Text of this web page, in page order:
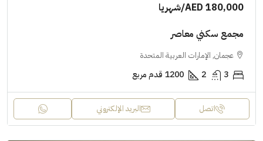
AED 180,000/شهريا
مجمع سكني معاصر
عجمان, الإمارات العربية المتحدة
3
2
1200 قدم مربع
اتصل البريد الإلكتروني